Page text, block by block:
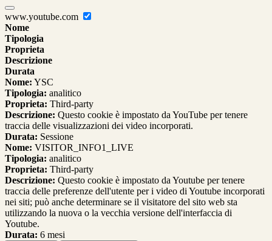
www.youtube.com
Nome
Tipologia
Proprieta
Descrizione
Durata
Nome: YSC
Tipologia: analitico
Proprieta: Third-party
Descrizione: Questo cookie è impostato da YouTube per tenere
traccia delle visualizzazioni dei video incorporati.
Durata: Sessione
Nome: VISITOR_INFO1_LIVE
Tipologia: analitico
Proprieta: Third-party
Descrizione: Questo cookie è impostato da Youtube per tenere
traccia delle preferenze dell'utente per i video di Youtube incorporati
nei siti; può anche determinare se il visitatore del sito web sta
utilizzando la nuova o la vecchia versione dell'interfaccia di
Youtube.
Durata: 6 mesi